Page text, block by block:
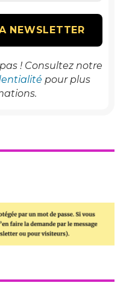
! Consultez notre
pour plus